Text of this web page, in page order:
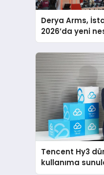
Derya Arms,
2026’da yeni
global marka
sergiledi
Tencent Hy3
kullanıma